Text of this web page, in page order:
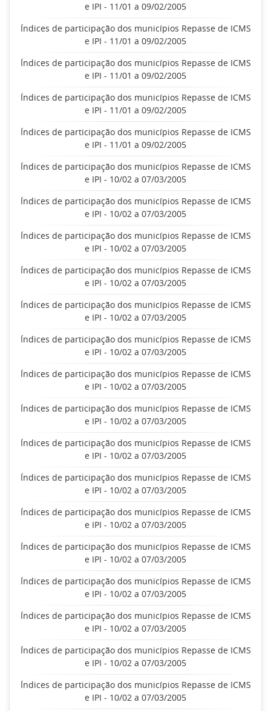
e IPI - 11/01 a 09/02/2005
Índices de participação dos municípios Repasse de ICMS
e IPI - 11/01 a 09/02/2005
Índices de participação dos municípios Repasse de ICMS
e IPI - 11/01 a 09/02/2005
Índices de participação dos municípios Repasse de ICMS
e IPI - 11/01 a 09/02/2005
Índices de participação dos municípios Repasse de ICMS
e IPI - 11/01 a 09/02/2005
Índices de participação dos municípios Repasse de ICMS
e IPI - 10/02 a 07/03/2005
Índices de participação dos municípios Repasse de ICMS
e IPI - 10/02 a 07/03/2005
Índices de participação dos municípios Repasse de ICMS
e IPI - 10/02 a 07/03/2005
Índices de participação dos municípios Repasse de ICMS
e IPI - 10/02 a 07/03/2005
Índices de participação dos municípios Repasse de ICMS
e IPI - 10/02 a 07/03/2005
Índices de participação dos municípios Repasse de ICMS
e IPI - 10/02 a 07/03/2005
Índices de participação dos municípios Repasse de ICMS
e IPI - 10/02 a 07/03/2005
Índices de participação dos municípios Repasse de ICMS
e IPI - 10/02 a 07/03/2005
Índices de participação dos municípios Repasse de ICMS
e IPI - 10/02 a 07/03/2005
Índices de participação dos municípios Repasse de ICMS
e IPI - 10/02 a 07/03/2005
Índices de participação dos municípios Repasse de ICMS
e IPI - 10/02 a 07/03/2005
Índices de participação dos municípios Repasse de ICMS
e IPI - 10/02 a 07/03/2005
Índices de participação dos municípios Repasse de ICMS
e IPI - 10/02 a 07/03/2005
Índices de participação dos municípios Repasse de ICMS
e IPI - 10/02 a 07/03/2005
Índices de participação dos municípios Repasse de ICMS
e IPI - 10/02 a 07/03/2005
Índices de participação dos municípios Repasse de ICMS
e IPI - 10/02 a 07/03/2005